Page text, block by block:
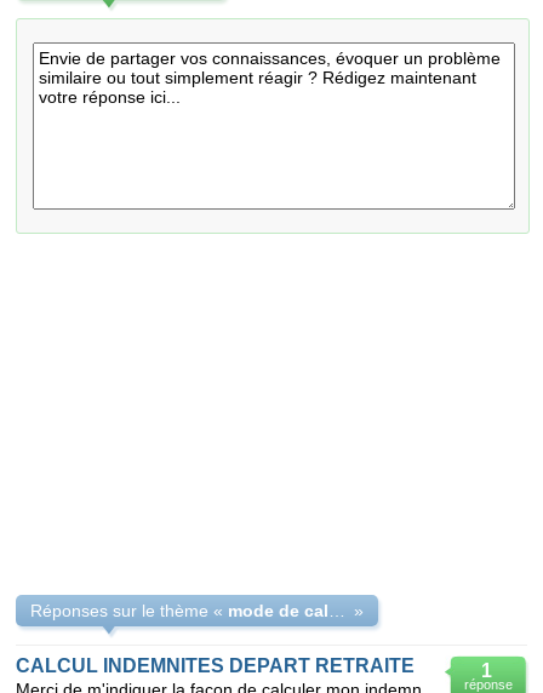
Réponses sur le thème « »
1
réponse
CALCUL INDEMNITES DEPART RETRAITE